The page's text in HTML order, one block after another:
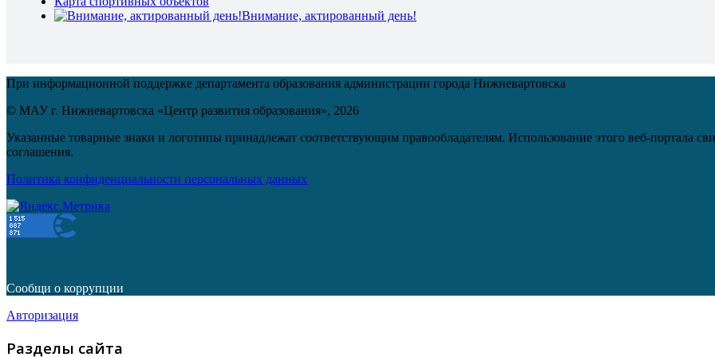
Внимание, актированный день!
При информационной поддержке департамента образования администрации города Нижневартовска
© МАУ г. Нижневартовска «Центр развития образования», 2026
Указанные товарные знаки и логотипы принадлежат соответствующим правообладателям. Использование этого веб-портала
соглашения.
Политика конфиденциальности персональных данных
Сообщи о коррупции
Авторизация
Разделы сайта